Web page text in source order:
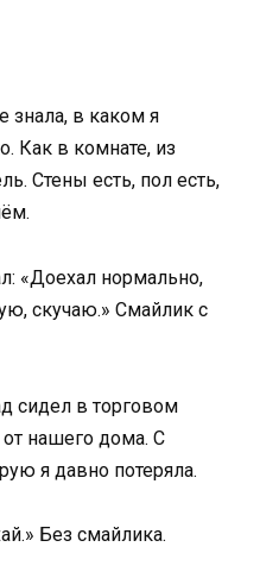
знала, в каком я
Как в комнате, из
Стены есть, пол есть,
«Доехал нормально,
скучаю.» Смайлик с
сидел в торговом
от нашего дома. С
я давно потеряла.
Без смайлика.